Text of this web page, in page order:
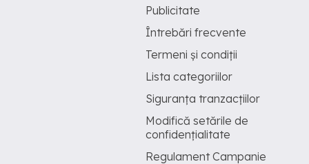
Publicitate
Întrebări frecvente
Termeni și condiții
Lista categoriilor
Siguranța tranzacțiilor
Modifică setările de
confidențialitate
Regulament Campanie